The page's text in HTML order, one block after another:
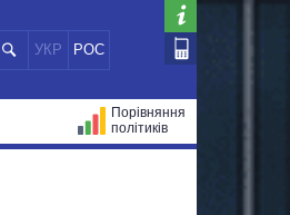
УКР РОС
Порівняння
політиків